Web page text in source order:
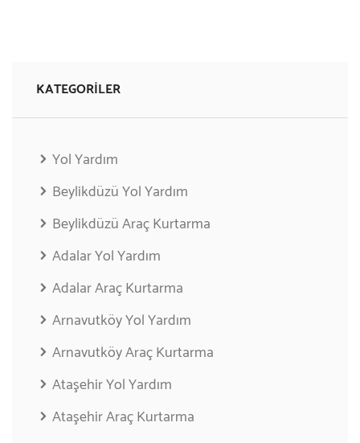
KATEGORILER
Yol Yardım
Beylikdüzü Yol Yardım
Beylikdüzü Araç Kurtarma
Adalar Yol Yardım
Adalar Araç Kurtarma
Arnavutköy Yol Yardım
Arnavutköy Araç Kurtarma
Ataşehir Yol Yardım
Ataşehir Araç Kurtarma